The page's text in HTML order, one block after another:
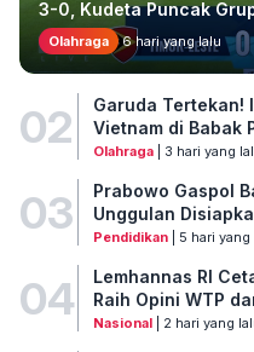
3-0, Kudeta Puncak
Olahraga 6 hari yang lalu
02
Garuda Tertekan!
Vietnam di Babak
Olahraga| 3 hari yang
03
Prabowo Gaspol
Unggulan
Pendidikan| 5 hari yang
04
Lemhannas RI
Raih Opini WTP
Nasional| 2 hari yang